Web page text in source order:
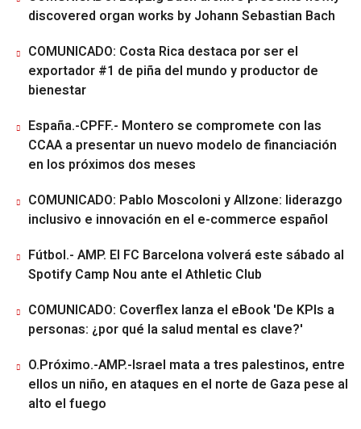
discovered organ works by Johann Sebastian Bach
COMUNICADO: Costa Rica destaca por ser el
exportador #1 de piña del mundo y productor de
bienestar
España.-CPFF.- Montero se compromete con las
CCAA a presentar un nuevo modelo de financiación
en los próximos dos meses
COMUNICADO: Pablo Moscoloni y Allzone: liderazgo
inclusivo e innovación en el e-commerce español
Fútbol.- AMP. El FC Barcelona volverá este sábado al
Spotify Camp Nou ante el Athletic Club
COMUNICADO: Coverflex lanza el eBook 'De KPIs a
personas: ¿por qué la salud mental es clave?'
O.Próximo.-AMP.-Israel mata a tres palestinos, entre
ellos un niño, en ataques en el norte de Gaza pese al
alto el fuego